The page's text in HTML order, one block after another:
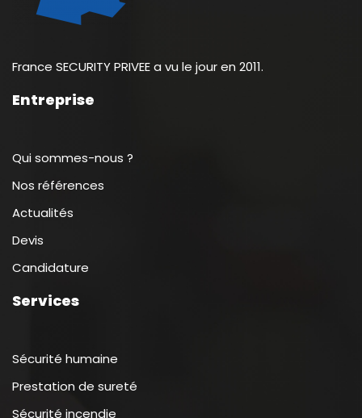
France SECURITY PRIVEE a vu le jour en 2011.
Entreprise
Qui sommes-nous ?
Nos références
Actualités
Devis
Candidature
Services
Sécurité humaine
Prestation de sureté
Sécurité incendie